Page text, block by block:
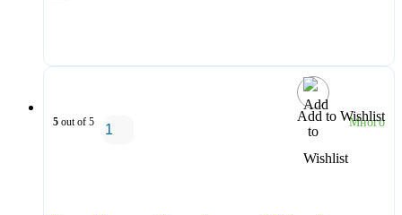
Add to Wishlist
5 out of 5 Много